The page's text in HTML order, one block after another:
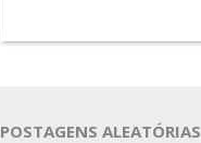
POSTAGENS ALEATÓRIAS